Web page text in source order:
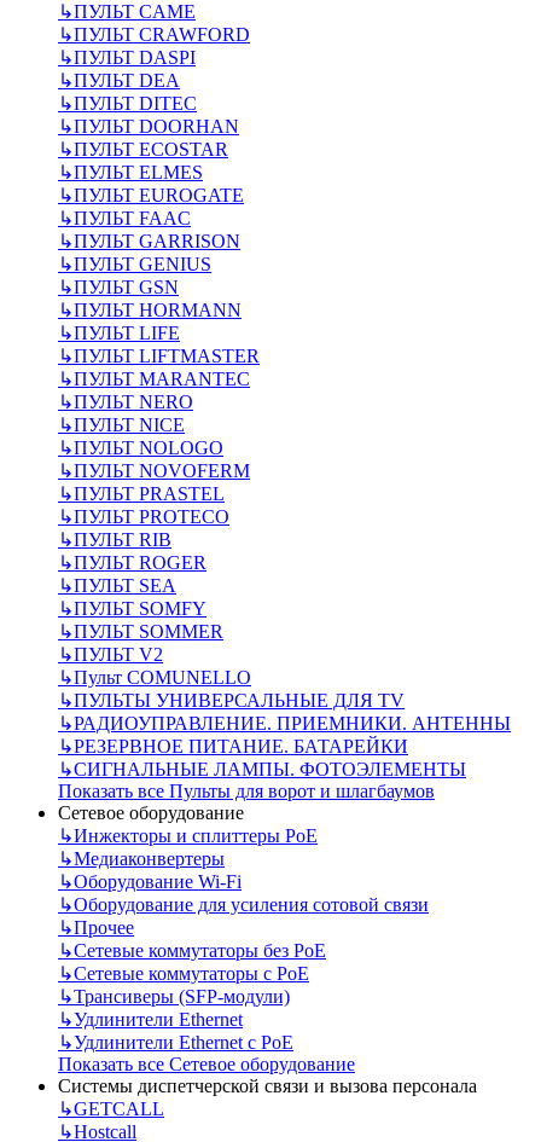
↳ПУЛЬТ CAME
↳ПУЛЬТ CRAWFORD
↳ПУЛЬТ DASPI
↳ПУЛЬТ DEA
↳ПУЛЬТ DITEC
↳ПУЛЬТ DOORHAN
↳ПУЛЬТ ECOSTAR
↳ПУЛЬТ ELMES
↳ПУЛЬТ EUROGATE
↳ПУЛЬТ FAAC
↳ПУЛЬТ GARRISON
↳ПУЛЬТ GENIUS
↳ПУЛЬТ GSN
↳ПУЛЬТ HORMANN
↳ПУЛЬТ LIFE
↳ПУЛЬТ LIFTMASTER
↳ПУЛЬТ MARANTEC
↳ПУЛЬТ NERO
↳ПУЛЬТ NICE
↳ПУЛЬТ NOLOGO
↳ПУЛЬТ NOVOFERM
↳ПУЛЬТ PRASTEL
↳ПУЛЬТ PROTECO
↳ПУЛЬТ RIB
↳ПУЛЬТ ROGER
↳ПУЛЬТ SEA
↳ПУЛЬТ SOMFY
↳ПУЛЬТ SOMMER
↳ПУЛЬТ V2
↳Пульт СOMUNELLO
↳ПУЛЬТЫ УНИВЕРСАЛЬНЫЕ ДЛЯ TV
↳РАДИОУПРАВЛЕНИЕ. ПРИЕМНИКИ. АНТЕННЫ
↳РЕЗЕРВНОЕ ПИТАНИЕ. БАТАРЕЙКИ
↳СИГНАЛЬНЫЕ ЛАМПЫ. ФОТОЭЛЕМЕНТЫ
Показать все Пульты для ворот и шлагбаумов
Сетевое оборудование
↳Инжекторы и сплиттеры РоЕ
↳Медиаконвертеры
↳Оборудование Wi-Fi
↳Оборудование для усиления сотовой связи
↳Прочее
↳Сетевые коммутаторы без РоЕ
↳Сетевые коммутаторы с РоЕ
↳Трансиверы (SFP-модули)
↳Удлинители Ethernet
↳Удлинители Ethernet с PoE
Показать все Сетевое оборудование
Системы диспетчерской связи и вызова персонала
↳GETCALL
↳Hostcall